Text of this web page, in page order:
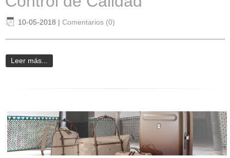
10-05-2018 | Comentarios (0)
Leer más...